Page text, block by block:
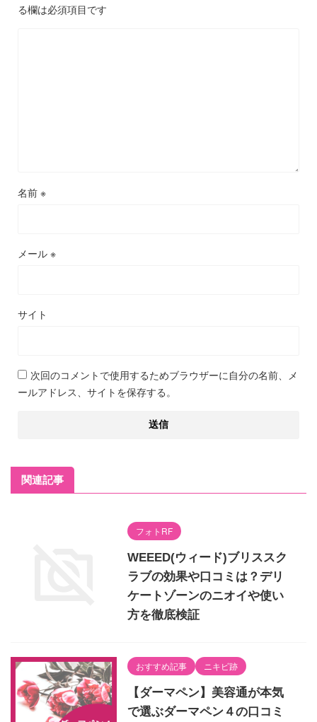
る欄は必須項目です
名前 ※
メール ※
サイト
次回のコメントで使用するためブラウザーに自分の名前、メ
ールアドレス、サイトを保存する。
関連記事
フォトRF
WEEED(ウィード)ブリススク
ラブの効果や口コミは？デリ
ケートゾーンのニオイや使い
方を徹底検証
おすすめ記事 ニキビ跡
【ダーマペン】美容通が本気
で選ぶダーマペン４の口コミ